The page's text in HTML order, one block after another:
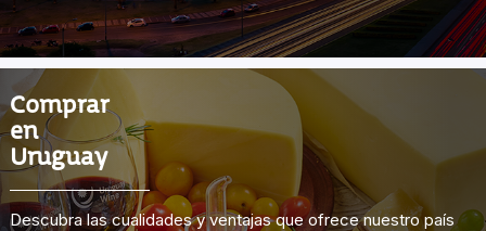
Comprar
en
Uruguay
Descubra las cualidades y ventajas que ofrece nuestro país